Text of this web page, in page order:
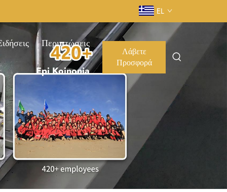
EL
Περιπτώσεις
Epi Koinonia
Λάβετε
Προσφορά